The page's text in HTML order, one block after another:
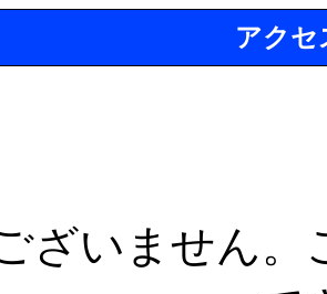
アクセ
ざいません